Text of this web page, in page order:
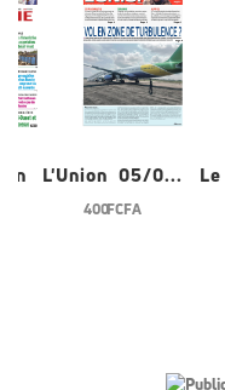
L'Union 05/0...
400 FCFA